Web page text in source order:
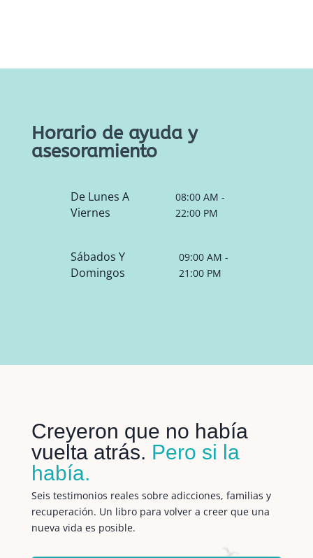
Horario de ayuda y
asesoramiento
De Lunes A
Viernes
08:00 AM -
22:00 PM
Sábados Y
Domingos
09:00 AM -
21:00 PM
Creyeron que no había
vuelta atrás. Pero si la
había.
Seis testimonios reales sobre adicciones, familias y
recuperación. Un libro para volver a creer que una
nueva vida es posible.